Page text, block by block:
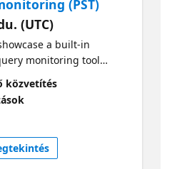
(PST)
(UTC)
a built-in
monitoring tool
Dashboard - it is specific
Fabric, and
friendly troubleshooting
will be available in two
közvetítés